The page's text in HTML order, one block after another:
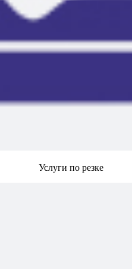
Услуги по резке